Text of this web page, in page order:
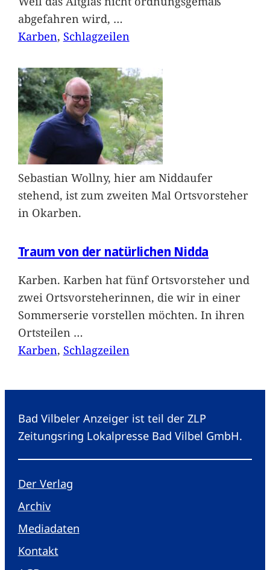
abgefahren wird, …
Karben, Schlagzeilen
Sebastian Wollny, hier am Niddaufer
stehend, ist zum zweiten Mal Ortsvorsteher
in Okarben.
Traum von der natürlichen Nidda
Karben. Karben hat fünf Ortsvorsteher und
zwei Ortsvorsteherinnen, die wir in einer
Sommerserie vorstellen möchten. In ihren
Ortsteilen …
Karben, Schlagzeilen
Bad Vilbeler Anzeiger ist teil der ZLP
Zeitungsring Lokalpresse Bad Vilbel GmbH.
Der Verlag
Archiv
Mediadaten
Kontakt